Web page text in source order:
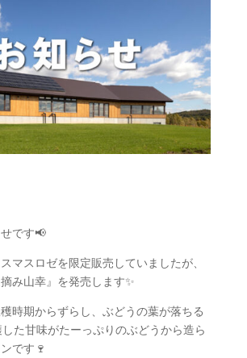
です📢
マスロゼを限定販売していましたが、
み山幸』を発売します✨
時期からずらし、ぶどうの葉が落ちる
た甘味がたーっぷりのぶどうから造ら
です🍷